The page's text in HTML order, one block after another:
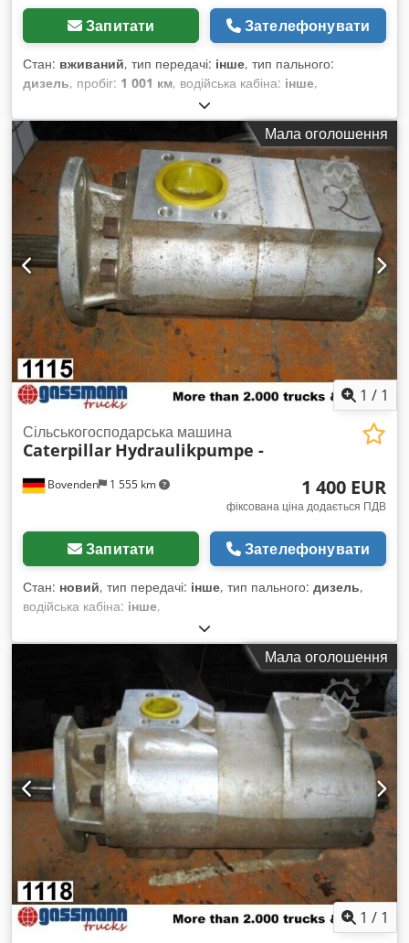
Запитати Зателефонувати
Стан: вживаний, тип передачі: інше, тип пального:
дизель, пробіг: 1 001 км, водійська кабіна: інше,
Мала оголошення
1 / 1
Bovenden 1 555 km
Сільськогосподарська машина
Caterpillar Hydraulikpumpe -
1 400 EUR
фіксована ціна додається ПДВ
Запитати Зателефонувати
Стан: новий, тип передачі: інше, тип пального: дизель,
водійська кабіна: інше,
Мала оголошення
1 / 1